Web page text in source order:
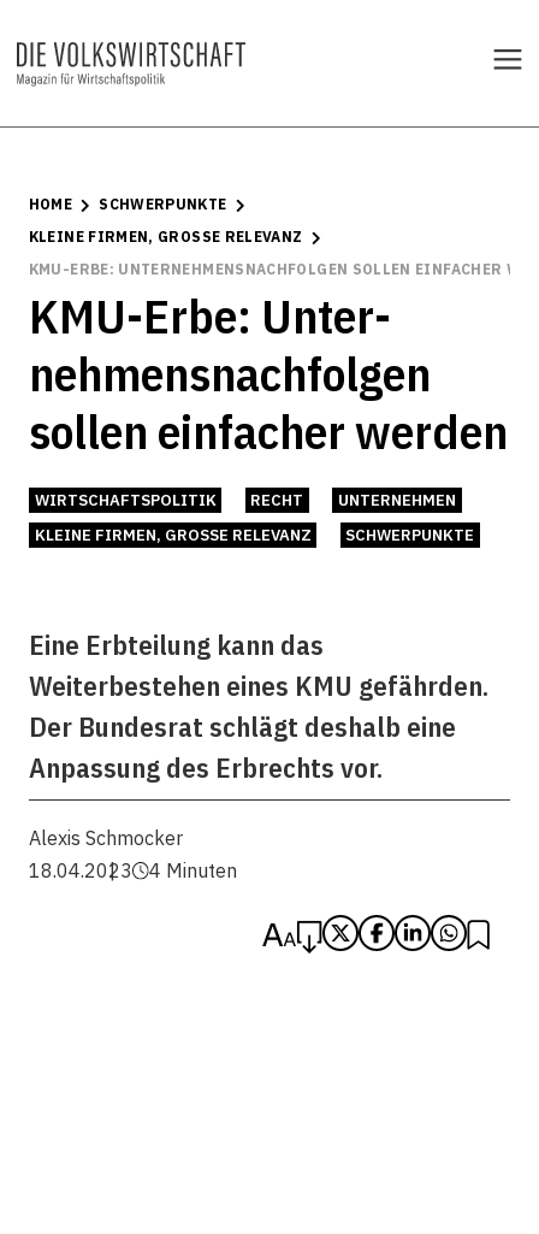
HOME
SCHWERPUNKTE
KLEINE FIRMEN, GROSSE RELEVANZ
KMU-ERBE: UNTER­NEHMENS­­NACH­FOLGEN SOLLEN EINFACHER
KMU-Erbe: Unter­
nehmens­­nach­folgen
sollen einfacher werden
WIRTSCHAFTSPOLITIK RECHT
UNTERNEHMEN
KLEINE FIRMEN, GROSSE RELEVANZ
SCHWERPUNKTE
Eine Erbteilung kann das
Weiterbestehen eines KMU gefährden.
Der Bundesrat schlägt deshalb eine
Anpassung des Erbrechts vor.
Alexis Schmocker
18.04.2023
4 Minuten